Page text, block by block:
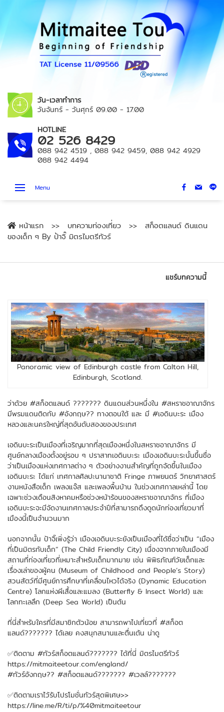
วัน-เวลาทำการ
วันจันทร์ - วันศุกร์ 09.00 - 17.00
HOTLINE
02 526 8429
088 942 4519 , 088 942 9459, 088 942 4929
088 942 4494
Menu
หน้าแรก บทความท่องเที่ยว
สก็อตแลนด์ ดินแดน
ของเด็ก ๆ By ป้าจิ๊ มิตรไมตรีทัวร์
แชร์บทความนี้
Panoramic view of Edinburgh castle from Calton Hill,
Edinburgh, Scotland.
ว่าด้วย #สก็อตแลนด์ ??????? ดินแดนส่วนหนึ่งใน #สหราชอาณาจักร
มีพรมแดนติดกับ #อังกฤษ?? ทางตอนใต้ และ มี #เอดินบะระ เมือง
หลวงและนครใหญ่ที่สุดอันดับสองของประเทศ
เอดินบะระเป็นเมืองที่เจริญมากที่สุดเมืองหนึ่งในสหราชอาณาจักร มี
ศูนย์กลางเมืองตั้งอยู่รอบ ๆ ปราสาทเอดินบะระ เมืองเอดินบะระนั้นขึ้นชื่อ
ว่าเป็นเมืองแห่งเทศกาลต่าง ๆ ตัวอย่างงานสำคัญที่ถูกจัดขึ้นในเมือง
เอดินบะระ ได้แก่ เทศกาลศิลปะนานาชาติ Fringe ภาพยนตร์ วิทยาศาสตร์
งานหนังสือเด็ก เพลงแจ๊ส และเพลงพื้นบ้าน ในช่วงเทศกาลเหล่านี้ โดย
เฉพาะช่วงเดือนสิงหาคมหรือช่วงหน้าร้อนของสหราชอาณาจักร ที่เมือง
เอดินบะระจะมีจัดงานเทศกาลประจำปีที่สามารถดึงดูดนักท่องเที่ยวมาที่
เมืองนี้เป็นจำนวนมาก
นอกจากนั้น ป้าจิ๊เพิ่งรู้ว่า เมืองเอดินบะระยังเป็นเมืองที่ได้ชื่อว่าเป็น “เมือง
ที่เป็นมิตรกับเด็ก” (The Child Friendly City) เนื่องจากภายในเมืองมี
สถานที่ท่องเที่ยวที่เหมาะสำหรับเด็กมากมาย เช่น พิพิธภัณฑ์วัยเด็กและ
เรื่องเล่าของผู้คน (Museum of Childhood and People’s Story)
สวนสัตว์ที่มีศูนย์การศึกษาที่เคลื่อนไหวได้จริง (Dynamic Education
Centre) โลกแห่งผีเสื้อและแมลง (Butterfly & Insect World) และ
โลกทะเลลึก (Deep Sea World) เป็นต้น
ที่นี่สำหรับใครที่มีสมาชิกตัวน้อย สามารถพาไปเที่ยวที่ #สก็อต
แลนด์??????? ได้เลย คงสนุกสนานและตื่นเต้น น่าดู
✅ติดตาม #ทัวร์สก็อตแลนด์??????? ได้ที่นี่ มิตรไมตรีทัวร์
https://mitmaiteetour.com/england/
#ทัวร์อังกฤษ?? #สก็อตแลนด์??????? #เวลล์???????
✅ติดตามเราไว้รับโปรโมชั่นทัวร์สุดพิเศษ>>
https://line.me/R/ti/p/%40mitmaiteetour